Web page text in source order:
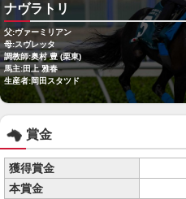
ナヴラトリ
父:ヴァーミリアン
母:スヴレッタ
調教師:奥村 豊 (栗東)
馬主:田上 雅春
生産者:岡田スタツド
賞金
獲得賞金
本賞金